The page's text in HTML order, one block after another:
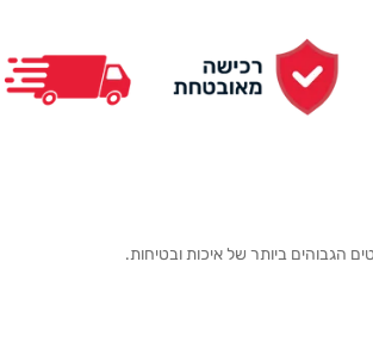
הגבוהים ביותר של איכות ובטיחות.